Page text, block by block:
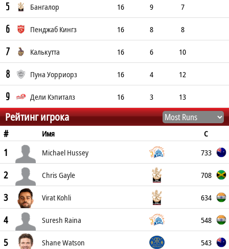
5 Бангалор 16 9 7
6 Пенджаб Кингз 16 8 8
7 Калькутта 16 6 10
8 Пуна Уорриорз 16 4 12
9 Дели Кэпиталз 16 3 13
Рейтинг игрока
# Имя C
1 Michael Hussey 733
2 Chris Gayle 708
3 Virat Kohli 634
4 Suresh Raina 548
5 Shane Watson 543